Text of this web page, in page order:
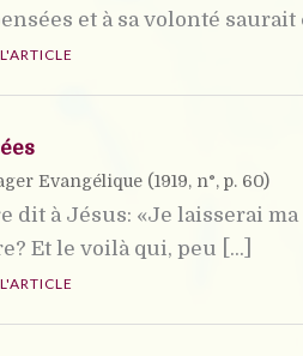
et à sa volonté
Evangélique (1919, n°, p. 60)
dit à Jésus: «Je laisserai
Et le voilà qui, peu [...]